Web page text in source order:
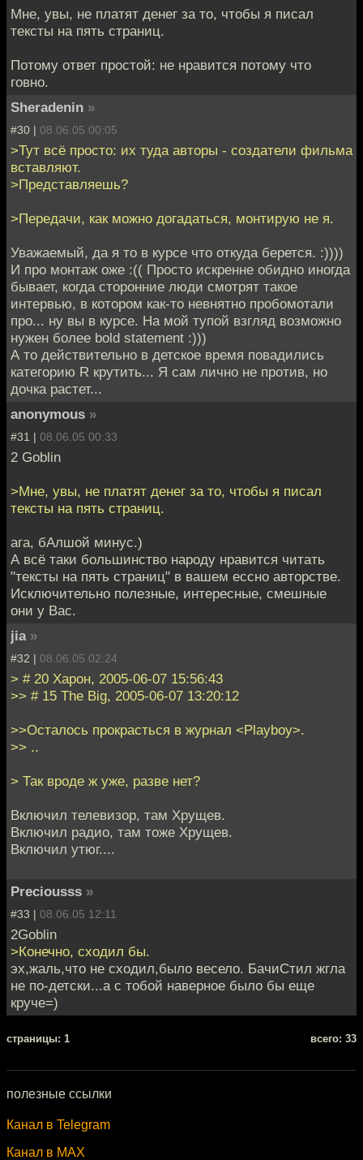
Мне, увы, не платят денег за то, чтобы я писал
тексты на пять страниц.
Потому ответ простой: не нравится потому что
говно.
Sheradenin »
#30 | 08.06.05 00:05
>Тут всё просто: их туда авторы - создатели фильма
вставляют.
>Представляешь?
>Передачи, как можно догадаться, монтирую не я.
Уважаемый, да я то в курсе что откуда берется. :))))
И про монтаж оже :(( Просто искренне обидно иногда
бывает, когда сторонние люди смотрят такое
интервью, в котором как-то невнятно пробомотали
про... ну вы в курсе. На мой тупой взгляд возможно
нужен более bold statement :)))
А то действительно в детское время повадились
категорию R крутить... Я сам лично не против, но
дочка растет...
anonymous »
#31 | 08.06.05 00:33
2 Goblin
>Мне, увы, не платят денег за то, чтобы я писал
тексты на пять страниц.
ага, бАлшой минус.)
А всё таки большинство народу нравится читать
"тексты на пять страниц" в вашем ессно авторстве.
Исключительно полезные, интересные, смешные
они у Вас.
jia »
#32 | 08.06.05 02:24
> # 20 Харон, 2005-06-07 15:56:43
>> # 15 The Big, 2005-06-07 13:20:12
>>Осталось прокрасться в журнал <Playboy>.
>> ..
> Так вроде ж уже, разве нет?
Включил телевизор, там Хрущев.
Включил радио, там тоже Хрущев.
Включил утюг....
Preciousss »
#33 | 08.06.05 12:11
2Goblin
>Конечно, сходил бы.
эх,жаль,что не сходил,было весело. БачиСтил жгла
не по-детски...а с тобой наверное было бы еще
круче=)
cтраницы: 1 всего: 33
полезные ссылки
Канал в Telegram
Канал в MAX